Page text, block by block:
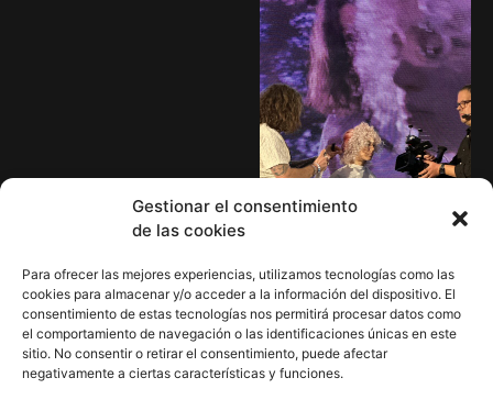
Gestionar el consentimiento
de las cookies
Para ofrecer las mejores experiencias, utilizamos tecnologías como las
cookies para almacenar y/o acceder a la información del dispositivo. El
consentimiento de estas tecnologías nos permitirá procesar datos como
el comportamiento de navegación o las identificaciones únicas en este
sitio. No consentir o retirar el consentimiento, puede afectar
negativamente a ciertas características y funciones.
Política de privacidad
Aviso Legal
InstagramLinkedIn